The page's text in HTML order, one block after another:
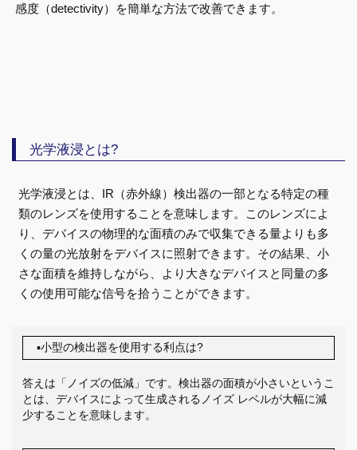
感度（detectivity）を簡単な方法で改善できます。
光学液浸とは?
光学液浸とは、IR（赤外線）検出器の一部となる特定の種
類のレンズを使用することを意味します。このレンズによ
り、デバイスの物理的な面積のみで収集できる量よりも多
くの量の光放射をデバイスに照射できます。その結果、小
さな面積を維持しながら、より大きなデバイスと同量の多
くの使用可能な信号を拾うことができます。
▪小型の検出器を使用する利点は?
答えは「ノイズの低減」です。検出器の面積が小さいというこ
とは、デバイスによって生成されるノイズ レベルが大幅に減
少することを意味します。